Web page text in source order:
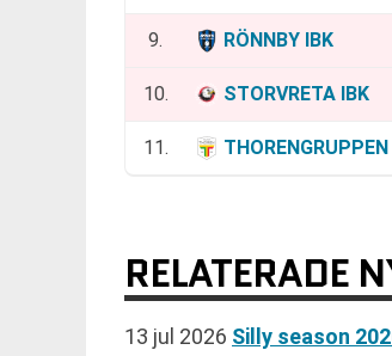
9. RÖNNBY IBK
10. STORVRETA IBK
11. THORENGRUPPEN
RELATERADE
13 jul 2026 Silly season